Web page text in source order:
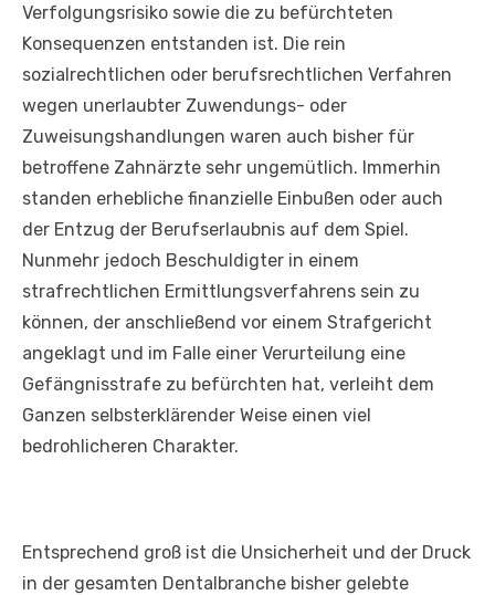
Verfolgungsrisiko sowie die zu befürchteten
Konsequenzen entstanden ist. Die rein
sozialrechtlichen oder berufsrechtlichen Verfahren
wegen unerlaubter Zuwendungs- oder
Zuweisungshandlungen waren auch bisher für
betroffene Zahnärzte sehr ungemütlich. Immerhin
standen erhebliche finanzielle Einbußen oder auch
der Entzug der Berufserlaubnis auf dem Spiel.
Nunmehr jedoch Beschuldigter in einem
strafrechtlichen Ermittlungsverfahrens sein zu
können, der anschließend vor einem Strafgericht
angeklagt und im Falle einer Verurteilung eine
Gefängnisstrafe zu befürchten hat, verleiht dem
Ganzen selbsterklärender Weise einen viel
bedrohlicheren Charakter.
Entsprechend groß ist die Unsicherheit und der Druck
in der gesamten Dentalbranche bisher gelebte